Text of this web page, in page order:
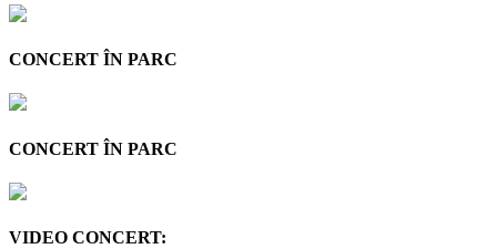
CONCERT ÎN PARC
CONCERT ÎN PARC
VIDEO CONCERT: